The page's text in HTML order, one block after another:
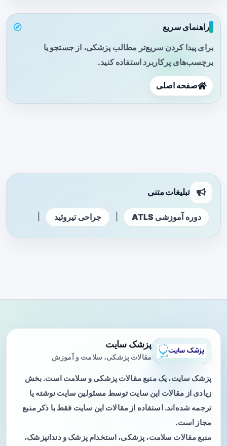
راهنمای سریع
برای پیدا کردن سریع‌تر مطالب پزشکی، از جستجو یا
برچسب‌های پرکاربرد استفاده کنید.
صفحه اصلی
تبلیغات متنی
دوره آموزشی ATLS جراحی تیروئید
پزشک سایت
مقالات پزشکی، سلامت و آموزش
پزشک سایت، یک منبع مقالات پزشکی و سلامت است. بخش
زیادی از مقالات این سایت توسط مسئولین سایت نوشته یا
ترجمه شده‌اند. استفاده از مقالات این سایت فقط با ذکر منبع
مجاز است.
منبع مقالات سلامت، پزشکی، استخدام پزشک و دندانپزشک،